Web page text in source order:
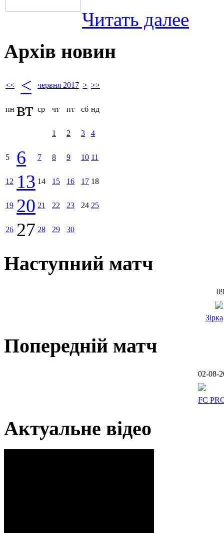
Читать далее
Архів новин
<< < червня 2017 > >>
пн вт ср чт пт сб нд
1 2 3 4
5 6 7 8 9 10 11
12 13 14 15 16 17 18
19 20 21 22 23 24 25
26 27 28 29 30
Наступний матч
Зірка
Попередній матч
02-08-
FC
Актуальне відео